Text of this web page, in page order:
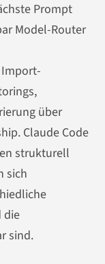
Prompt
Model-Router
über
Claude Code
strukturell
sich
die
sind.